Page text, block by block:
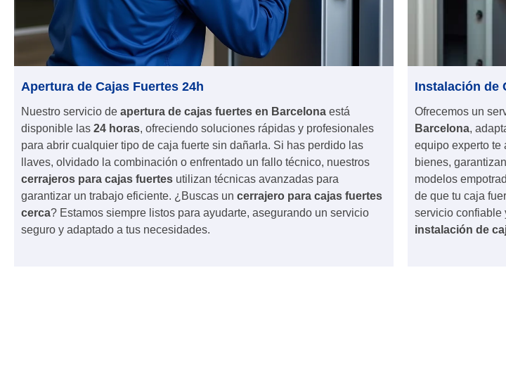
Apertura de Cajas Fuertes 24h
Nuestro servicio de apertura de cajas fuertes en Barcelona está
disponible las 24 horas, ofreciendo soluciones rápidas y profesionales
para abrir cualquier tipo de caja fuerte sin dañarla. Si has perdido las
llaves, olvidado la combinación o enfrentado un fallo técnico, nuestros
cerrajeros para cajas fuertes utilizan técnicas avanzadas para
garantizar un trabajo eficiente. ¿Buscas un cerrajero para cajas fuertes
cerca? Estamos siempre listos para ayudarte, asegurando un servicio
seguro y adaptado a tus necesidades.
Instalación de
Ofrecemos un
Barcelona,
equipo experto te
bienes,
modelos
de que tu caja
servicio confiable
instalación de